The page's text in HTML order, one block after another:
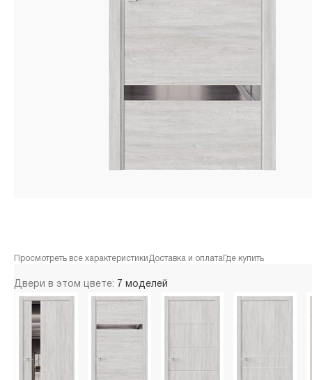
Просмотреть все характеристики Доставка и оплата Где купить
Двери в этом цвете: 7 моделей